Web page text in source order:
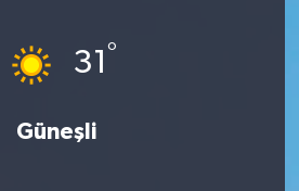
31 °
Güneşli